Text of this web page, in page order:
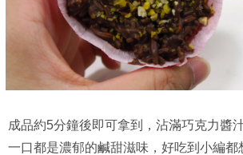
成品約5分鐘後即可拿到，沾滿巧克力醬
一口都是濃郁的鹹甜滋味，好吃到小編都